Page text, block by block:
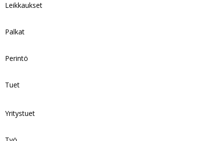
Leikkaukset
Palkat
Perintö
Tuet
Yritystuet